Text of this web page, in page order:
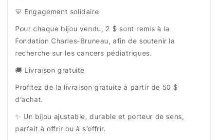
💙 Engagement solidaire
Pour chaque bijou vendu, 2 $ sont remis à la
Fondation Charles-Bruneau, afin de soutenir la
recherche sur les cancers pédiatriques.
🚚 Livraison gratuite
Profitez de la livraison gratuite à partir de 50 $
d’achat.
✨ Un bijou ajustable, durable et porteur de sens,
parfait à offrir ou à s’offrir.